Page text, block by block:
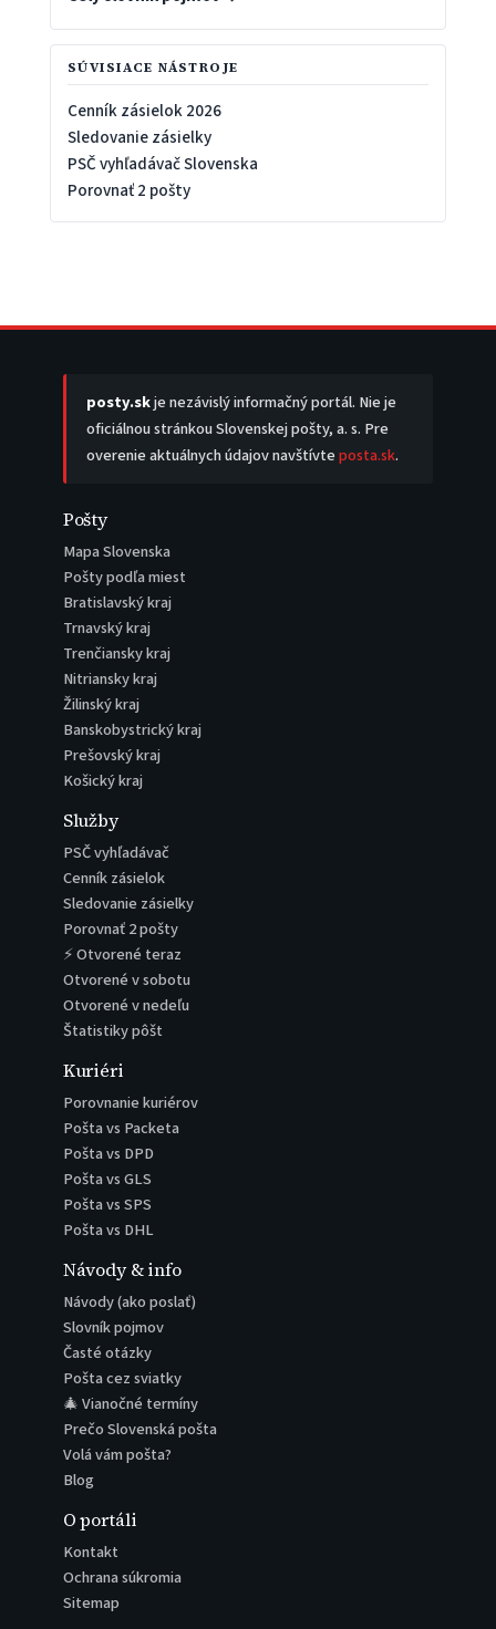
SÚVISIACE NÁSTROJE
Cenník zásielok 2026
Sledovanie zásielky
PSČ vyhľadávač Slovenska
Porovnať 2 pošty
posty.skje nezávislý informačný portál. Nie je
oficiálnou stránkou Slovenskej pošty, a. s. Pre
overenie aktuálnych údajov navštívteposta.sk.
Pošty
Mapa Slovenska
Pošty podľa miest
Bratislavský kraj
Trnavský kraj
Trenčiansky kraj
Nitriansky kraj
Žilinský kraj
Banskobystrický kraj
Prešovský kraj
Košický kraj
Služby
PSČ vyhľadávač
Cenník zásielok
Sledovanie zásielky
Porovnať 2 pošty
⚡ Otvorené teraz
Otvorené v sobotu
Otvorené v nedeľu
Štatistiky pôšt
Kuriéri
Porovnanie kuriérov
Pošta vs Packeta
Pošta vs DPD
Pošta vs GLS
Pošta vs SPS
Pošta vs DHL
Návody & info
Návody (ako poslať)
Slovník pojmov
Časté otázky
Pošta cez sviatky
🎄 Vianočné termíny
Prečo Slovenská pošta
Volá vám pošta?
Blog
O portáli
Kontakt
Ochrana súkromia
Sitemap